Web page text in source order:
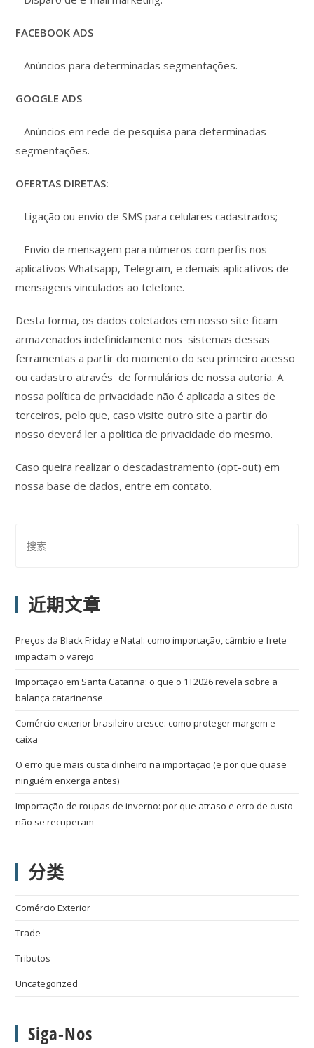
FACEBOOK ADS
– Anúncios para determinadas segmentações.
GOOGLE ADS
– Anúncios em rede de pesquisa para determinadas
segmentações.
OFERTAS DIRETAS:
– Ligação ou envio de SMS para celulares cadastrados;
– Envio de mensagem para números com perfis nos
aplicativos Whatsapp, Telegram, e demais aplicativos de
mensagens vinculados ao telefone.
Desta forma, os dados coletados em nosso site ficam
armazenados indefinidamente nos sistemas dessas
ferramentas a partir do momento do seu primeiro acesso
ou cadastro através de formulários de nossa autoria. A
nossa política de privacidade não é aplicada a sites de
terceiros, pelo que, caso visite outro site a partir do
nosso deverá ler a politica de privacidade do mesmo.
Caso queira realizar o descadastramento (opt-out) em
nossa base de dados, entre em contato.
近期文章
Preços da Black Friday e Natal: como importação, câmbio e frete
impactam o varejo
Importação em Santa Catarina: o que o 1T2026 revela sobre a
balança catarinense
Comércio exterior brasileiro cresce: como proteger margem e
caixa
O erro que mais custa dinheiro na importação (e por que quase
ninguém enxerga antes)
Importação de roupas de inverno: por que atraso e erro de custo
não se recuperam
分类
Comércio Exterior
Trade
Tributos
Uncategorized
Siga-Nos